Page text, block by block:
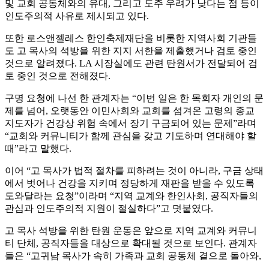
및 교회 공동체와의 유대, 그리고 도주 우려가 낮다는 점 등이
인도주의적 사유로 제시되고 있다.
또한 로스앤젤레스 한인축제재단을 비롯한 지역사회 기관들
도 고 목사의 석방을 위한 지지 서한을 제출했거나 검토 중인
것으로 알려졌다. LA 시장실에도 관련 탄원서가 전달되어 검
토 중인 것으로 전해졌다.
구명 요청에 나선 한 관계자는 “이번 일은 한 목회자 개인의 문
제를 넘어, 오랫동안 이민사회와 교회를 섬겨온 고령의 종교
지도자가 건강상 위험 속에서 장기 구금되어 있는 문제”라며
“교회와 커뮤니티가 함께 관심을 갖고 기도하며 연대해야 할
때”라고 말했다.
이어 “고 목사가 법적 절차를 피하려는 것이 아니라, 구금 상태
에서 벗어나 건강을 지키며 정당하게 재판을 받을 수 있도록
도와달라는 요청”이라며 “지역 교계와 한인사회, 공직자들의
관심과 인도주의적 지원이 절실하다”고 덧붙였다.
고 목사 석방을 위한 탄원 운동은 앞으로 지역 교계와 커뮤니
티 단체, 공직자들을 대상으로 확대될 것으로 보인다. 관계자
들은 “고귀남 목사가 속히 가족과 교회 공동체 곁으로 돌아와,